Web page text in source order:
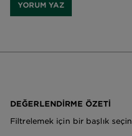
YORUM YAZ
DEĞERLENDIRME ÖZETI
Filtrelemek için bir başlık seçin